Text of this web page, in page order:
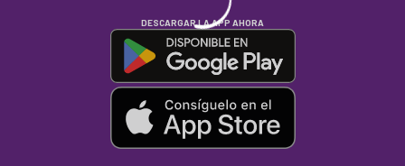
DESCARGAR LA APP AHORA